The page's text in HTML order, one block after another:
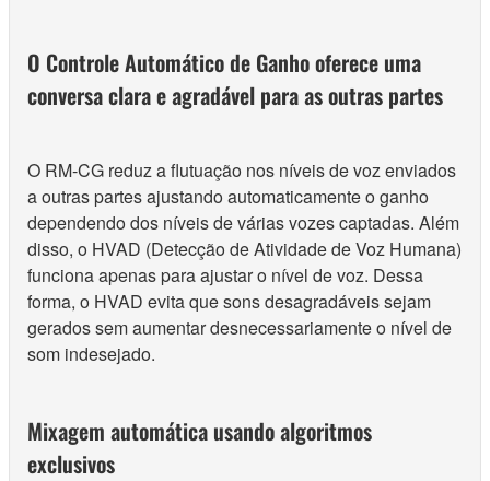
O Controle Automático de Ganho oferece uma
conversa clara e agradável para as outras partes
O RM-CG reduz a flutuação nos níveis de voz enviados
a outras partes ajustando automaticamente o ganho
dependendo dos níveis de várias vozes captadas. Além
disso, o HVAD (Detecção de Atividade de Voz Humana)
funciona apenas para ajustar o nível de voz. Dessa
forma, o HVAD evita que sons desagradáveis ​​sejam
gerados sem aumentar desnecessariamente o nível de
som indesejado.
Mixagem automática usando algoritmos
exclusivos